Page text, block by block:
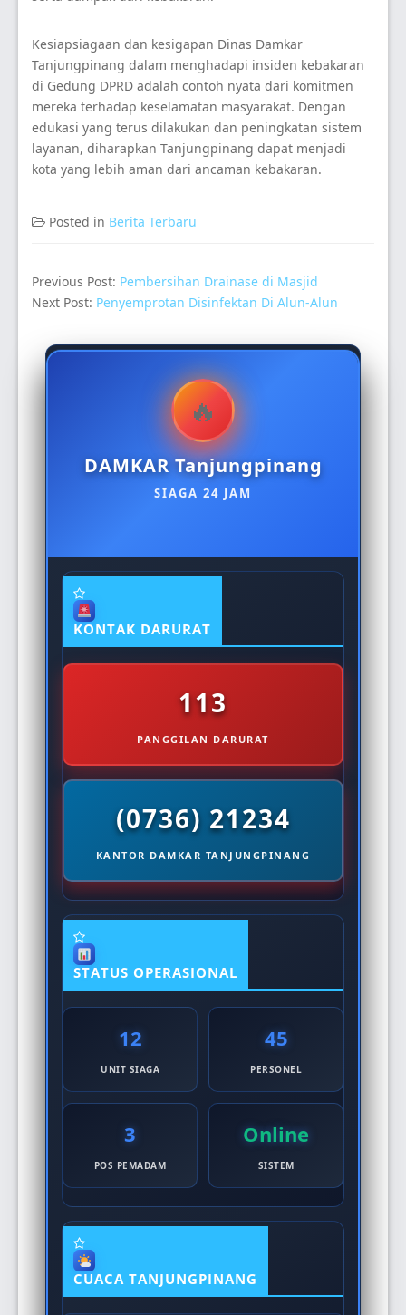
Kesiapsiagaan dan kesigapan Dinas Damkar
Tanjungpinang dalam menghadapi insiden kebakaran
di Gedung DPRD adalah contoh nyata dari komitmen
mereka terhadap keselamatan masyarakat. Dengan
edukasi yang terus dilakukan dan peningkatan sistem
layanan, diharapkan Tanjungpinang dapat menjadi
kota yang lebih aman dari ancaman kebakaran.
Posted in Berita Terbaru
Previous Post: Pembersihan Drainase di Masjid
Next Post: Penyemprotan Disinfektan Di Alun-Alun
Secondary
Sidebar
DAMKAR Tanjungpinang
SIAGA 24 JAM
KONTAK DARURAT
113
PANGGILAN DARURAT
(0736) 21234
KANTOR DAMKAR TANJUNGPINANG
STATUS OPERASIONAL
12
UNIT SIAGA
45
PERSONEL
3
POS PEMADAM
Online
SISTEM
CUACA TANJUNGPINANG